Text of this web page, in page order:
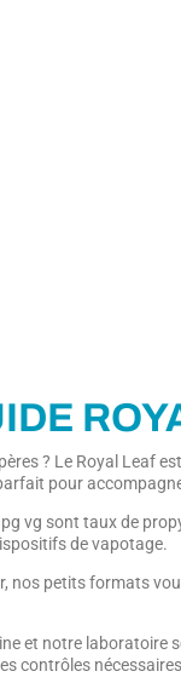
? Le Royal Leaf
pour
vg sont taux de
de vapotage.
nos petits formats
et notre laboratoire
contrôles